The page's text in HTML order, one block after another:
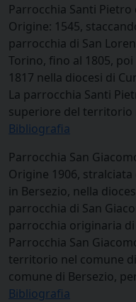
Parrocchia Santi
Origine: 1545,
parrocchia di San
Torino, fino al 1805,
1817 nella diocesi di
La parrocchia Santi
superiore del territorio
Bibliografia
Parrocchia San
Origine 1906,
in Bersezio, nella
parrocchia di San
parrocchia originaria di
Parrocchia San
territorio nel comune
comune di Bersezio,
Bibliografia